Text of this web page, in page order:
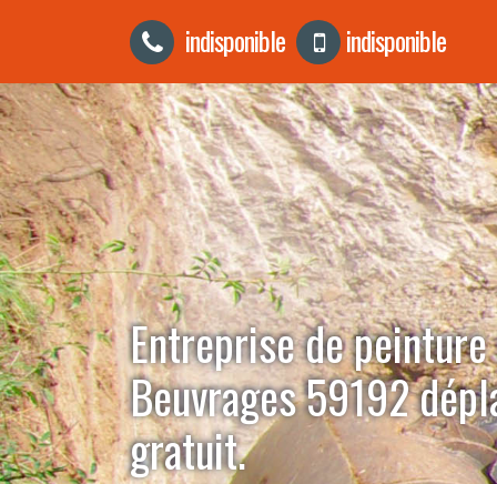
indisponible indisponible
Entreprise de
Beuvrages 59192
gratuit.